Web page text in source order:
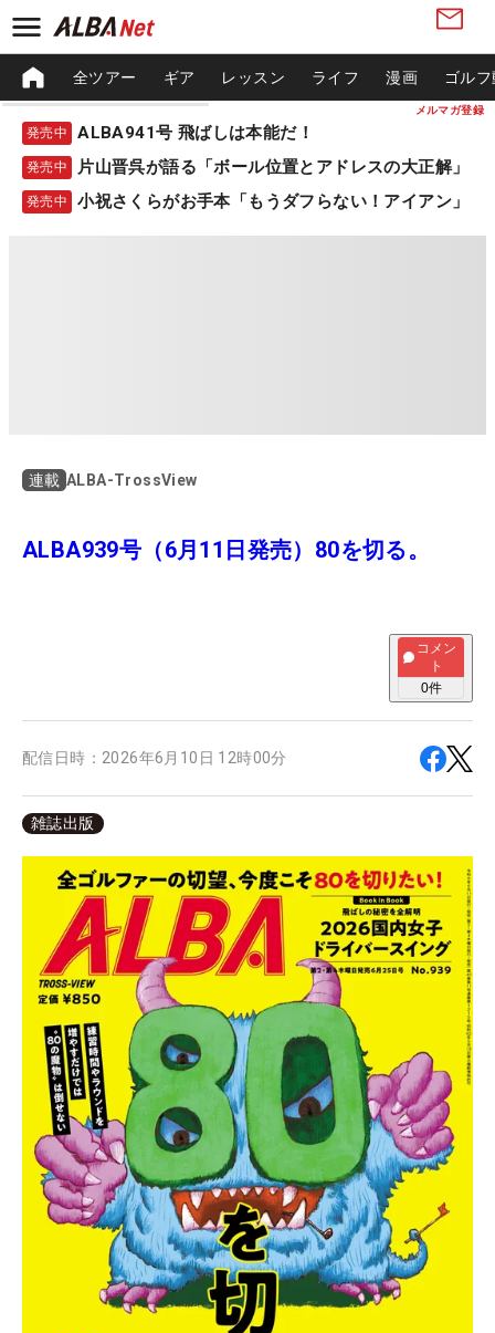
メルマガ登録
全ツアー ギア レッスン ライフ 漫画 ゴル
発売中 ALBA941号 飛ばしは本能だ！
発売中 片山晋呉が語る「ボール位置とアドレスの大正解」
発売中 小祝さくらがお手本「もうダフらない！アイアン」
連載 ALBA-TrossView
ALBA939号（6月11日発売）80を切る。
コメン
ト
0件
配信日時： 2026年6月10日 12時00分
雑誌出版